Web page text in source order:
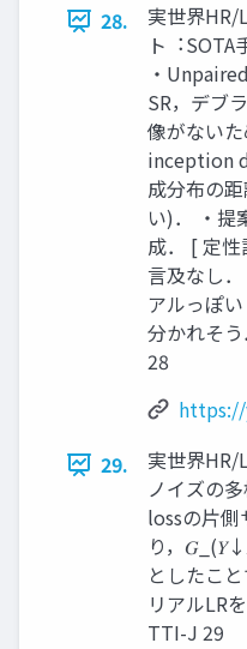
28.
実世界HR/
ト
・
SR，デブ
像がない
inception
成分布の
い)． ・提
成． [ 定
⾔及なし
アルっぽ
分かれそ
28
29.
実世界HR/
ノイズの
lossの⽚側
り，
としたこ
リアルLR
TTI-J 29